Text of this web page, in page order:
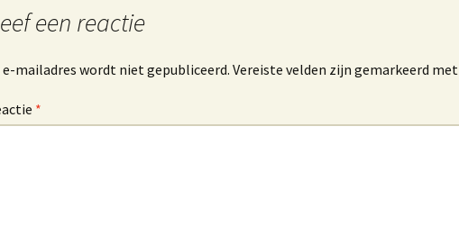
een reactie
e-mailadres wordt niet gepubliceerd. Vereiste velden zijn gemarkeerd met
*